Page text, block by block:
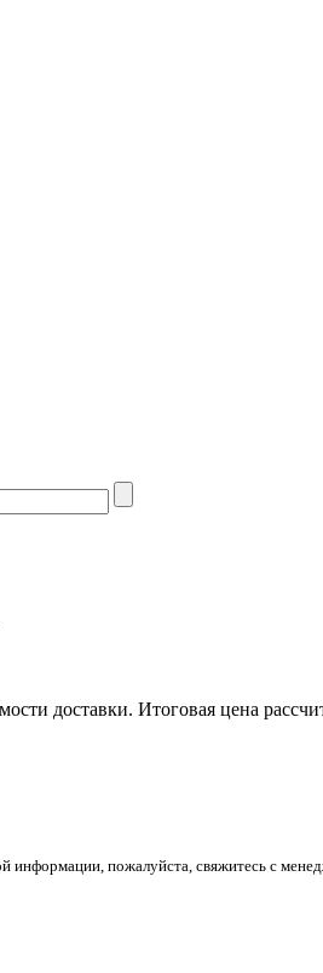
доставки. Итоговая цена
информации, пожалуйста, свяжитесь с